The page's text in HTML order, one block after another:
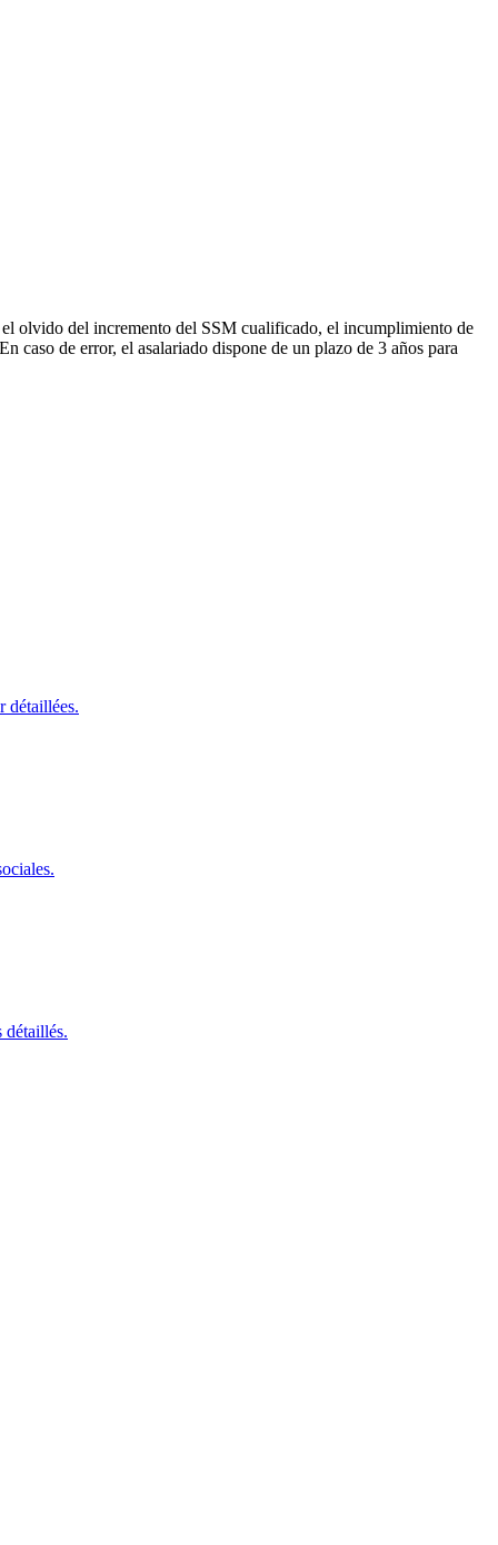
olvido del incremento del SSM cualificado, el incumplimiento de
caso de error, el asalariado dispone de un plazo de 3 años para
détaillées.
détaillés.